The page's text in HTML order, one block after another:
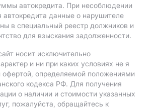
автокредита. При несоблюдении
автокредита данные о нарушителе
в специальный реестр должников и
для взыскания задолженности.
носит исключительно
и ни при каких условиях не я
офертой, определяемой положениями
кодекса РФ. Для получения
о наличии и стоимости указанных
пожалуйста, обращайтесь к